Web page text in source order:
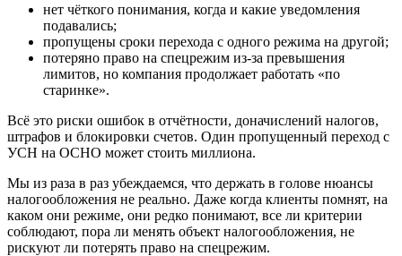
нет чёткого понимания, когда и какие уведомления
подавались;
пропущены сроки перехода с одного режима на другой;
потеряно право на спецрежим из-за превышения
лимитов, но компания продолжает работать «по
старинке».
Всё это риски ошибок в отчётности, доначислений налогов,
штрафов и блокировки счетов. Один пропущенный переход с
УСН на ОСНО может стоить миллиона.
Мы из раза в раз убеждаемся, что держать в голове нюансы
налогообложения не реально. Даже когда клиенты помнят, на
каком они режиме, они редко понимают, все ли критерии
соблюдают, пора ли менять объект налогообложения, не
рискуют ли потерять право на спецрежим.